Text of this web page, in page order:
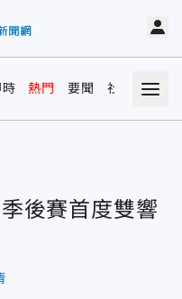
時 熱門 要聞 社會 娛樂
後賽首度雙響